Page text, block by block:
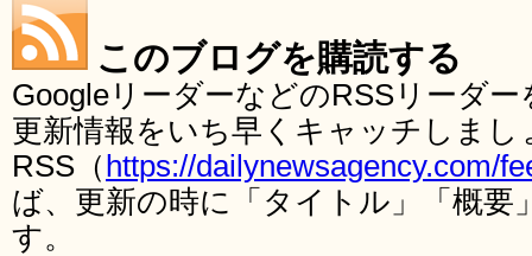
このブログを購読する
GoogleリーダーなどのRSSリーダ
更新情報をいち早くキャッチしま
RSS（ https://dailynewsagency.com/
ば、更新の時に「タイトル」「概要
す。